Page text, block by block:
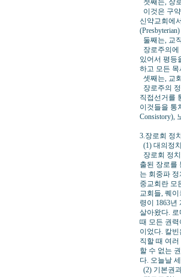
첫째는, 장
이것은 구
신약교회에
둘째는, 교
장로주의에
있어서 평등
하고 모든
셋째는, 교
장로주의
직접선거를
이것들을 통
Consistory),
3.장로회 정
(1) 대의정
장로회 정
출된 장로를
는 회중파
중교회란 모
교회들, 퀘
령이 1863
살아왔다.
때 모든 권
이었다. 칼
직할 때 여
할 수 없는
다. 오늘날
(2) 기본권